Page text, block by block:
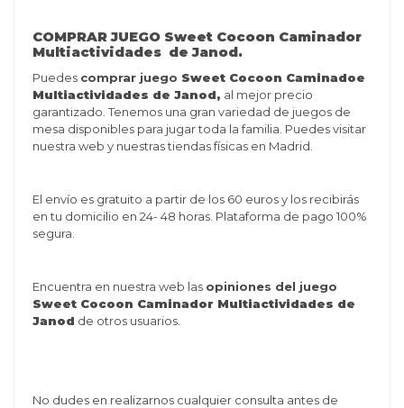
COMPRAR JUEGO Sweet Cocoon Caminador
Multiactividades de Janod.
Puedes comprar juego Sweet Cocoon Caminadoe
Multiactividades de Janod, al mejor precio
garantizado. Tenemos una gran variedad de juegos de
mesa disponibles para jugar toda la familia. Puedes visitar
nuestra web y nuestras tiendas físicas en Madrid.
El envío es gratuito a partir de los 60 euros y los recibirás
en tu domicilio en 24- 48 horas. Plataforma de pago 100%
segura.
Encuentra en nuestra web las opiniones del juego
Sweet Cocoon Caminador Multiactividades de
Janod de otros usuarios.
No dudes en realizarnos cualquier consulta antes de